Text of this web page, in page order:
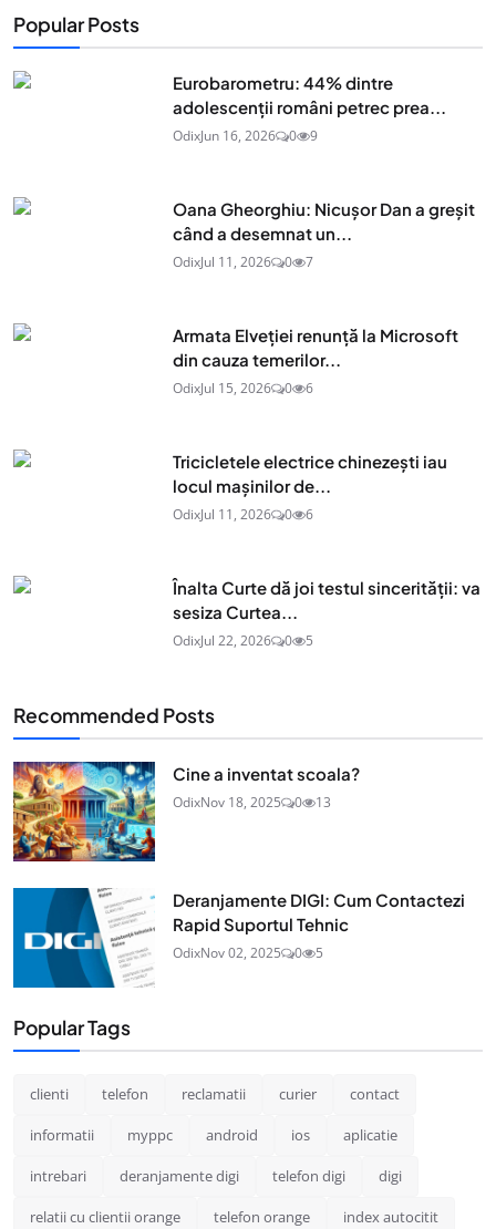
Popular Posts
Eurobarometru: 44% dintre
adolescenţii români petrec prea...
OdixJun 16, 2026 0 9
Oana Gheorghiu: Nicușor Dan a greșit
când a desemnat un...
OdixJul 11, 2026 0 7
Armata Elveției renunță la Microsoft
din cauza temerilor...
OdixJul 15, 2026 0 6
Tricicletele electrice chinezești iau
locul mașinilor de...
OdixJul 11, 2026 0 6
Înalta Curte dă joi testul sincerității: va
sesiza Curtea...
OdixJul 22, 2026 0 5
Recommended Posts
Cine a inventat scoala?
OdixNov 18, 2025 0 13
Deranjamente DIGI: Cum Contactezi
Rapid Suportul Tehnic
OdixNov 02, 2025 0 5
Popular Tags
clienti telefon reclamatii curier contact
informatii myppc android ios aplicatie
intrebari deranjamente digi telefon digi digi
relatii cu clientii orange telefon orange index autocitit